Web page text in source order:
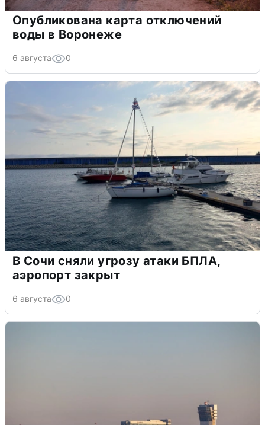
Опубликована карта отключений
воды в Воронеже
6 августа 0
В Сочи сняли угрозу атаки БПЛА,
аэропорт закрыт
6 августа 0